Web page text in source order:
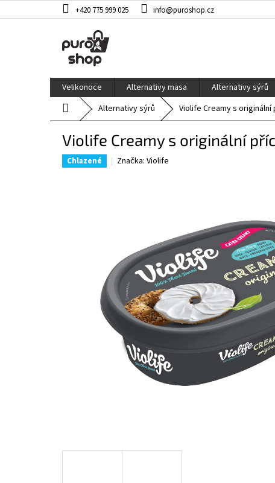
na
+420 775 999 025 info@puroshop.cz
Velikonoce Alternativy masa Alternativy sýrů
Domů Alternativy sýrů Violife Creamy s originální
Violife Creamy s originální
Chlazené Značka: Violife